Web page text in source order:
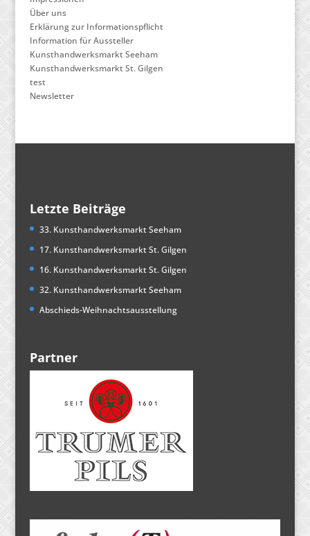
Über uns
Erklärung zur Informationspflicht
Information für Aussteller
Kunsthandwerksmarkt Seeham
Kunsthandwerksmarkt St. Gilgen
test
Newsletter
Letzte Beiträge
33. Kunsthandwerksmarkt Seeham
17. Kunsthandwerksmarkt St. Gilgen
16. Kunsthandwerksmarkt St. Gilgen
32. Kunsthandwerksmarkt Seeham
Abschieds-Weihnachtsausstellung
Partner